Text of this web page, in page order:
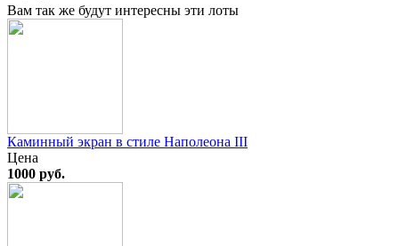
Вам так же будут интересны эти лоты
Каминный экран в стиле Наполеона III
Цена
1000 руб.